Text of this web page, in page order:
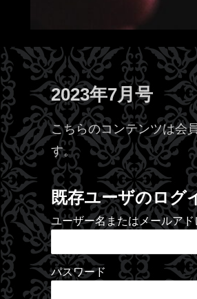
2023年7月号
こちらのコンテンツは会
す。
既存ユーザのログ
ユーザー名またはメールアド
パスワード